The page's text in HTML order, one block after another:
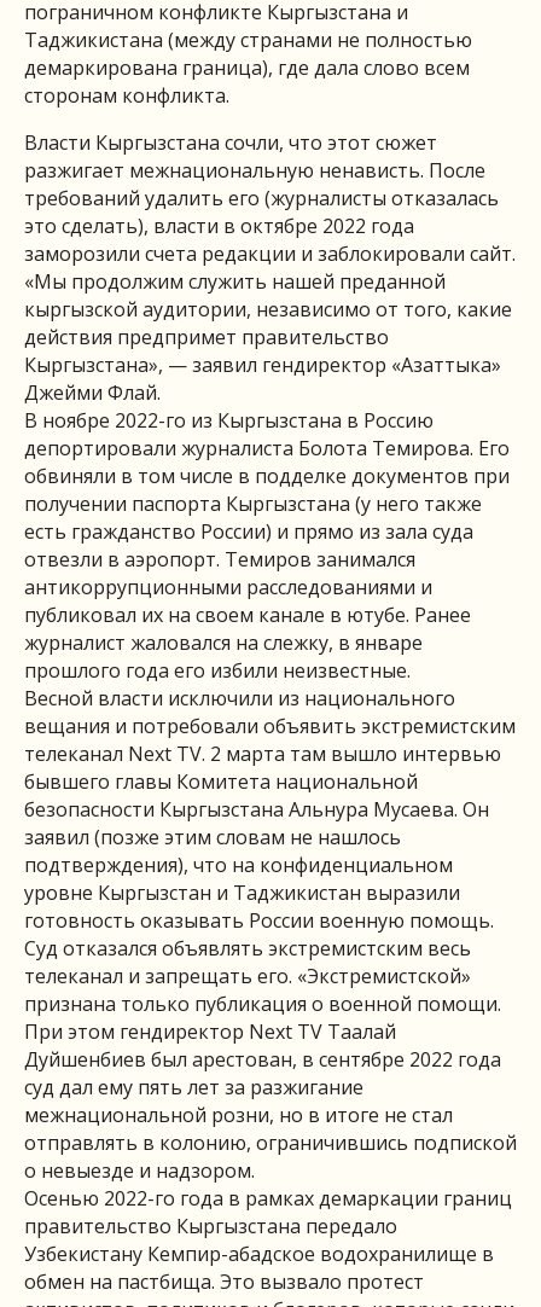
пограничном конфликте Кыргызстана и
Таджикистана (между странами не полностью
демаркирована граница), где дала слово всем
сторонам конфликта.
Власти Кыргызстана сочли, что этот сюжет
разжигает межнациональную ненависть. После
требований удалить его (журналисты отказалась
это сделать), власти в октябре 2022 года
заморозили счета редакции и заблокировали сайт.
«Мы продолжим служить нашей преданной
кыргызской аудитории, независимо от того, какие
действия предпримет правительство
Кыргызстана», — заявил гендиректор «Азаттыка»
Джейми Флай.
В ноябре 2022-го из Кыргызстана в Россию
депортировали журналиста Болота Темирова. Его
обвиняли в том числе в подделке документов при
получении паспорта Кыргызстана (у него также
есть гражданство России) и прямо из зала суда
отвезли в аэропорт. Темиров занимался
антикоррупционными расследованиями и
публиковал их на своем канале в ютубе. Ранее
журналист жаловался на слежку, в январе
прошлого года его избили неизвестные.
Весной власти исключили из национального
вещания и потребовали объявить экстремистским
телеканал Next TV. 2 марта там вышло интервью
бывшего главы Комитета национальной
безопасности Кыргызстана Альнура Мусаева. Он
заявил (позже этим словам не нашлось
подтверждения), что на конфиденциальном
уровне Кыргызстан и Таджикистан выразили
готовность оказывать России военную помощь.
Суд отказался объявлять экстремистским весь
телеканал и запрещать его. «Экстремистской»
признана только публикация о военной помощи.
При этом гендиректор Next TV Таалай
Дуйшенбиев был арестован, в сентябре 2022 года
суд дал ему пять лет за разжигание
межнациональной розни, но в итоге не стал
отправлять в колонию, ограничившись подпиской
о невыезде и надзором.
Осенью 2022-го года в рамках демаркации границ
правительство Кыргызстана передало
Узбекистану Кемпир-абадское водохранилище в
обмен на пастбища. Это вызвало протест